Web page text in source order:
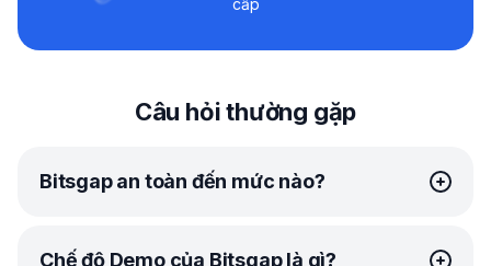
cấp
Câu hỏi thường gặp
Bitsgap an toàn đến mức nào?
Tại Bitsgap, bảo mật của bạn là ưu tiên hàng đầu của
Chế độ Demo của Bitsgap là gì?